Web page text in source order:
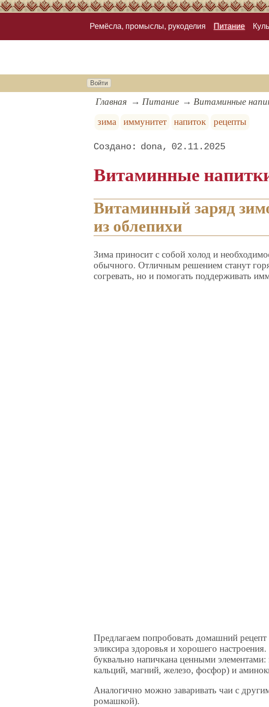
Ремёсла, промыслы, рукоделия Питание
Войти
Главная Питание
Витаминные
зима
иммунитет напиток рецепты
dona 02.11.2025
Витаминные
Витаминный заряд
из облепихи
Зима приносит с собой холод и
обычного. Отличным решением станут
согревать, но и помогать поддерживать
Предлагаем попробовать домашний
эликсира здоровья и хорошего
буквально напичкана ценными
кальций, магний, железо, фосфор) и
Аналогично можно заваривать чаи с
ромашкой).